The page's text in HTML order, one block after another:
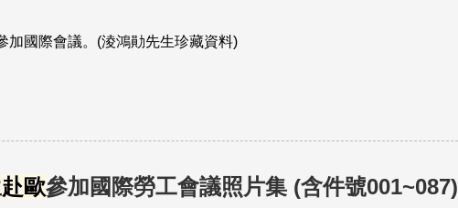
加國際會議。(淩鴻勛先生珍藏資料)
赴歐參加國際勞工會議照片集 (含件號001~087)